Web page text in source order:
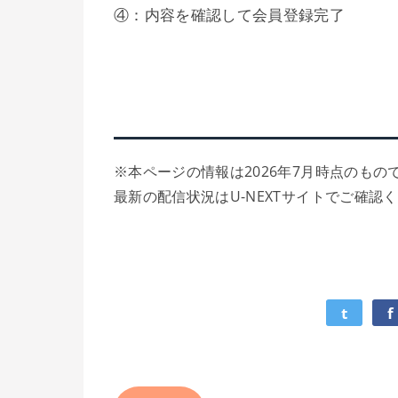
④：内容を確認して会員登録完了
※本ページの情報は2026年7月時点のもので
最新の配信状況はU-NEXTサイトでご確認
t f